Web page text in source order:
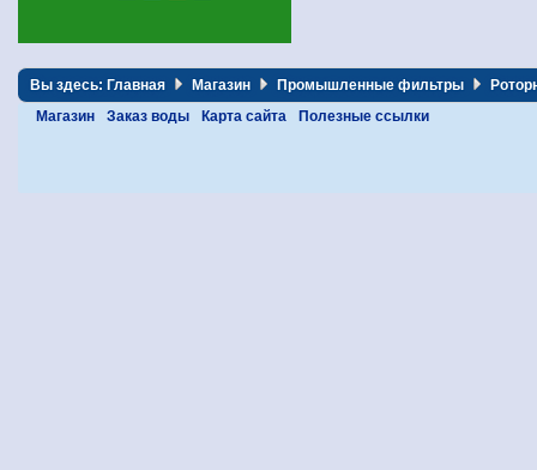
Вы здесь: Главная Магазин Промышленные фильтры
Магазин
Заказ воды Карта сайта Полезные ссылки